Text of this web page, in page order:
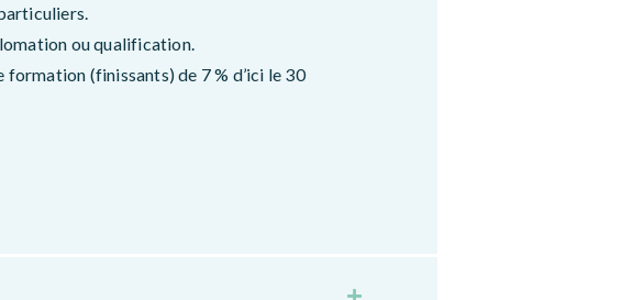
ou qualification.
(finissants) de 7 % d’ici le 30